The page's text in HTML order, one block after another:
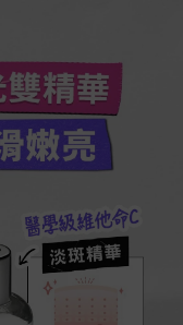
精華
嫩亮
醫學級維他命C
淡斑精華